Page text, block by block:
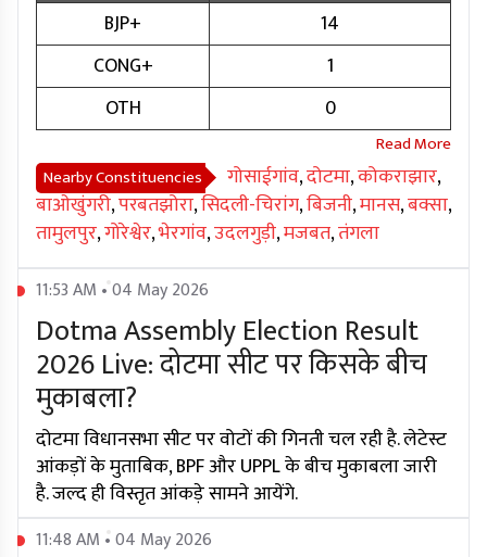
BJP+
14
CONG+
1
OTH
0
Nearby Constituencies गोसाईगांव,दोटमा,कोकराझार,
बाओखुंगरी,परबतझोरा,सिदली-चिरांग,बिजनी,मानस,बक्सा,
तामुलपुर,गोरेश्वेर,भेरगांव,उदलगुड़ी,मजबत,तंगला
11:53 AM • 04 May 2026
Dotma Assembly Election Result
2026 Live: दोटमा सीट पर किसके बीच
मुकाबला?
दोटमा विधानसभा सीट पर वोटों की गिनती चल रही है. लेटेस्ट
आंकड़ों के मुताबिक, BPF और UPPL के बीच मुकाबला जारी
है. जल्द ही विस्तृत आंकड़े सामने आयेंगे.
11:48 AM • 04 May 2026